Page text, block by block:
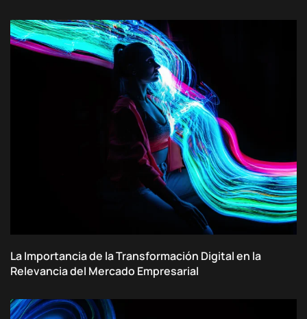
La Importancia de la Transformación Digital en la
Relevancia del Mercado Empresarial